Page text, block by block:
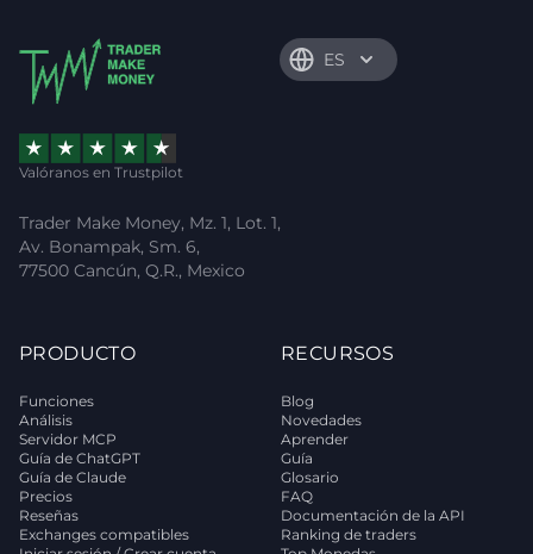
ES
Valóranos en Trustpilot
Trader Make Money, Mz. 1, Lot. 1,
Av. Bonampak, Sm. 6,
77500 Cancún, Q.R., Mexico
PRODUCTO
Funciones
Análisis
Servidor MCP
Guía de ChatGPT
Guía de Claude
Precios
Reseñas
Exchanges compatibles
RECURSOS
Blog
Novedades
Aprender
Guía
Glosario
FAQ
Documentación de la API
Ranking de traders